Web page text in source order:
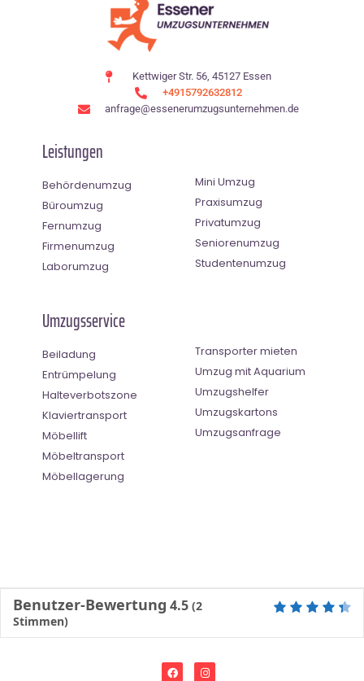
Kettwiger Str. 56, 45127 Essen
+4915792632812
anfrage@essenerumzugsunternehmen.de
Leistungen
Behördenumzug
Büroumzug
Fernumzug
Firmenumzug
Laborumzug
Mini Umzug
Praxisumzug
Privatumzug
Seniorenumzug
Studentenumzug
Umzugsservice
Beiladung
Entrümpelung
Halteverbotszone
Klaviertransport
Möbellift
Möbeltransport
Möbellagerung
Transporter mieten
Umzug mit Aquarium
Umzugshelfer
Umzugskartons
Umzugsanfrage
Benutzer-Bewertung 4.5 (2
Stimmen)